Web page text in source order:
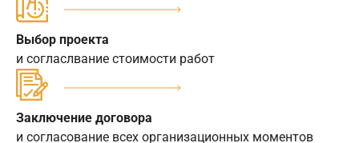
Выбор проекта
и согласлвание стоимости работ
Заключение договора
и согласование всех организационных моментов